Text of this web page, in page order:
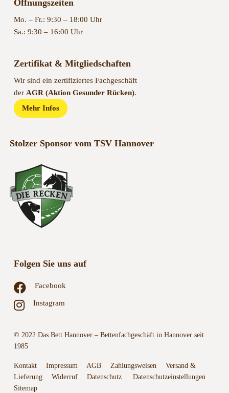
Öffnungszeiten
Mo. – Fr.: 9:30 – 18:00 Uhr
Sa.: 9:30 – 16:00 Uhr
Zertifikat & Mitgliedschaften
Wir sind ein zertifiziertes Fachgeschäft
der AGR (Aktion Gesunder Rücken).
Mehr Infos
Stolzer Sponsor vom TSV Hannover
Folgen Sie uns auf
Facebook
Instagram
© 2022 Das Bett Hannover – Bettenfachgeschäft in Hannover seit
1985
Kontakt Impressum AGB Zahlungsweisen
Versand &
Lieferung
Widerruf Datenschutz
Datenschutzeinstellungen
Sitemap